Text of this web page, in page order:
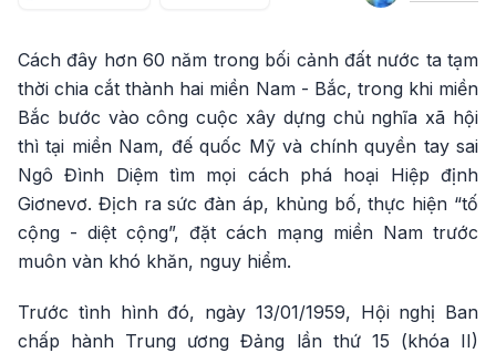
Cách đây hơn 60 năm trong bối cảnh đất nước ta tạm
thời chia cắt thành hai miền Nam - Bắc, trong khi miền
Bắc bước vào công cuộc xây dựng chủ nghĩa xã hội
thì tại miền Nam, đế quốc Mỹ và chính quyền tay sai
Ngô Đình Diệm tìm mọi cách phá hoại Hiệp định
Giơnevơ. Địch ra sức đàn áp, khủng bố, thực hiện “tố
cộng - diệt cộng”, đặt cách mạng miền Nam trước
muôn vàn khó khăn, nguy hiểm.
Trước tình hình đó, ngày 13/01/1959, Hội nghị Ban
chấp hành Trung ương Đảng lần thứ 15 (khóa II)